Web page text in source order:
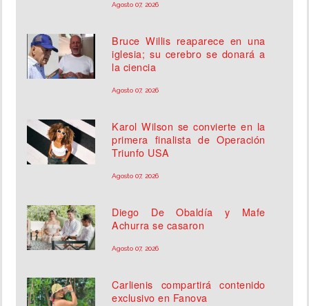
Agosto 07, 2026
Bruce Willis reaparece en una
iglesia; su cerebro se donará a
la ciencia
Agosto 07, 2026
Karol Wilson se convierte en la
primera finalista de Operación
Triunfo USA
Agosto 07, 2026
Diego De Obaldía y Mafe
Achurra se casaron
Agosto 07, 2026
Carlienis compartirá contenido
exclusivo en Fanova